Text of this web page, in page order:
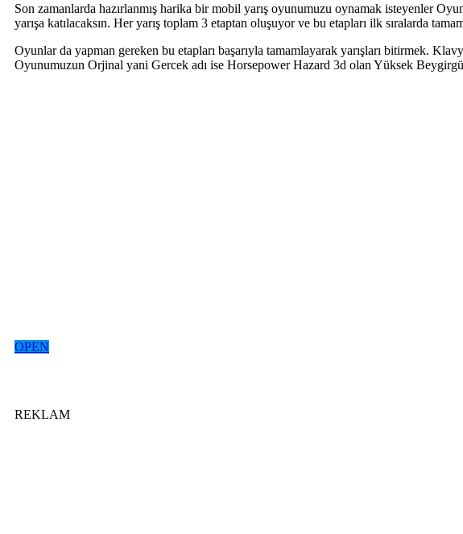
Son zamanlarda hazırlanmış harika bir mobil yarış oyunumuzu oynamak isteyenler
yarışa katılacaksın. Her yarış toplam 3 etaptan oluşuyor ve bu etapları ilk sıralarda
Oyunlar da yapman gereken bu etapları başarıyla tamamlayarak yarışları bitirmek.
Oyunumuzun Orjinal yani Gercek adı ise Horsepower Hazard 3d olan Yüksek
OPEN
REKLAM